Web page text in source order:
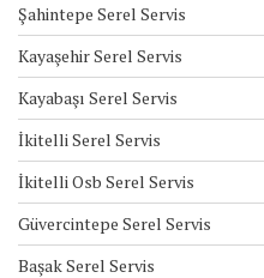
Şahintepe Serel Servis
Kayaşehir Serel Servis
Kayabaşı Serel Servis
İkitelli Serel Servis
İkitelli Osb Serel Servis
Güvercintepe Serel Servis
Başak Serel Servis